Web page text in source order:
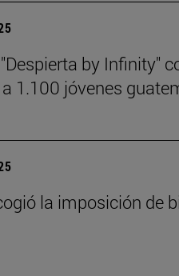
by Infinity"
1.100 jóvenes
la imposición de